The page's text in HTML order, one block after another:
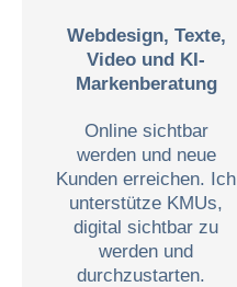
Webdesign, Texte,
Video und KI-
Markenberatung
Online sichtbar
werden und neue
Kunden erreichen. Ich
unterstütze KMUs,
digital sichtbar zu
werden und
durchzustarten.